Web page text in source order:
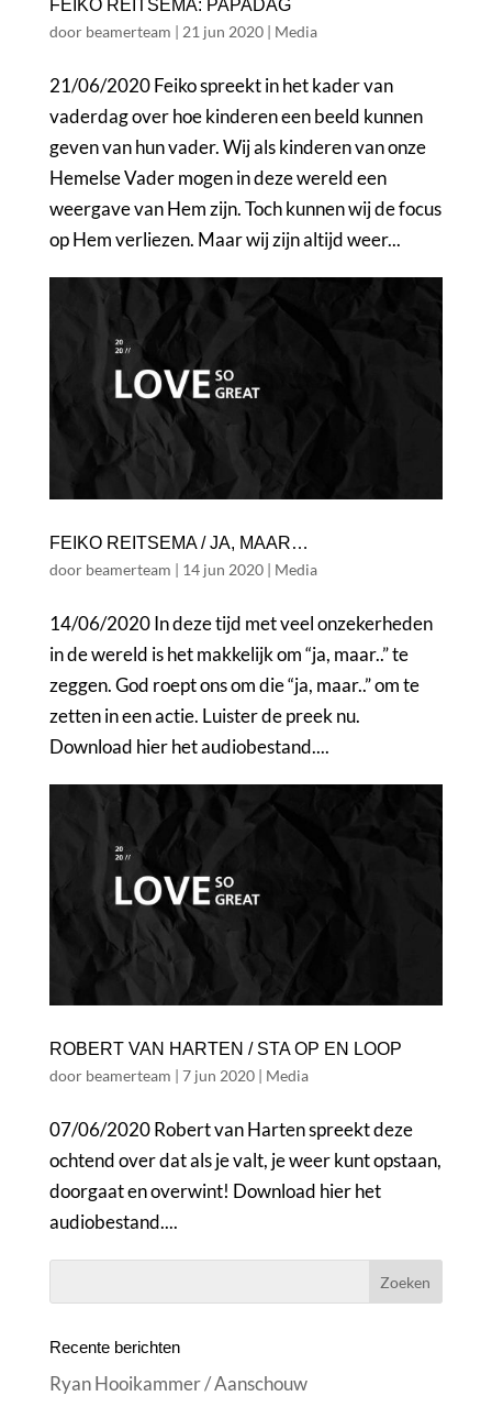
FEIKO REITSEMA: PAPADAG
door beamerteam | 21 jun 2020| Media
21/06/2020 Feiko spreekt in het kader van
vaderdag over hoe kinderen een beeld kunnen
geven van hun vader. Wij als kinderen van onze
Hemelse Vader mogen in deze wereld een
weergave van Hem zijn. Toch kunnen wij de focus
op Hem verliezen. Maar wij zijn altijd weer...
FEIKO REITSEMA / JA, MAAR…
door beamerteam | 14 jun 2020| Media
14/06/2020 In deze tijd met veel onzekerheden
in de wereld is het makkelijk om “ja, maar..” te
zeggen. God roept ons om die “ja, maar..” om te
zetten in een actie. Luister de preek nu.
Download hier het audiobestand....
ROBERT VAN HARTEN / STA OP EN LOOP
door beamerteam | 7 jun 2020| Media
07/06/2020 Robert van Harten spreekt deze
ochtend over dat als je valt, je weer kunt opstaan,
doorgaat en overwint! Download hier het
audiobestand....
Recente berichten
Ryan Hooikammer / Aanschouw